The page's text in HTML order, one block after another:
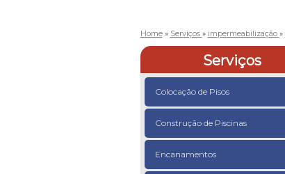
Home » Serviços » impermeabilização »
Serviços
Colocação de Pisos
Construção de Piscinas
Encanamentos